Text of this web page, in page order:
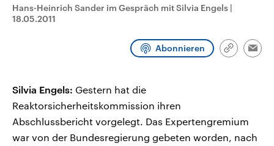
September 2026 einen neuen
Landtag. Seit 2021 wird das
Wahlprogramme, aktuelle Berichte
Wahl.
gehören die Vereinigten
den mächtigsten Ländern
Audio-Archiv
Hans-Heinrich Sander im Gespräch mit Silvia Engels |
18.05.2011
Abonnieren
Link
Silvia Engels: Gestern hat die
Reaktorsicherheitskommission ihren
Abschlussbericht vorgelegt. Das Expertengremium
war von der Bundesregierung gebeten worden, nach